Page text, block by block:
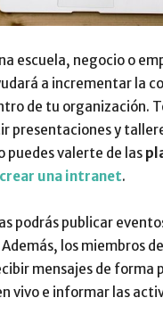
escuela, negocio o
a incrementar la
de tu organización.
presentaciones y
puedes valerte de las
crear una intranet.
podrás publicar
los miembros
mensajes de forma
vivo e informar las